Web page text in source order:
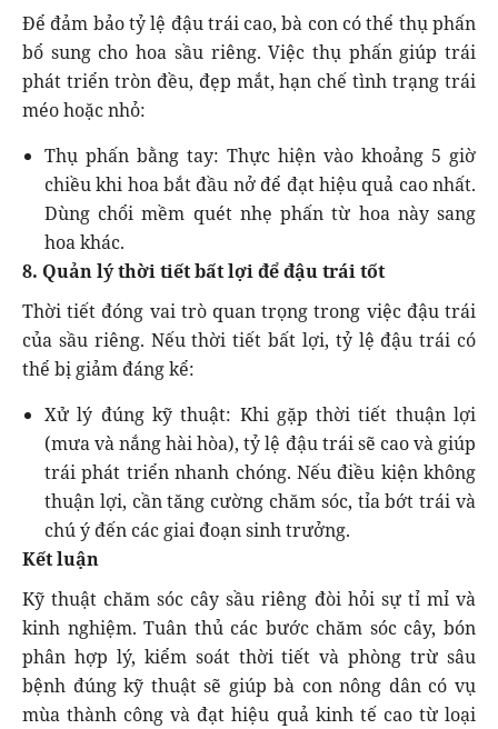
Để đảm bảo tỷ lệ đậu trái cao, bà con có thể thụ phấn
bổ sung cho hoa sầu riêng. Việc thụ phấn giúp trái
phát triển tròn đều, đẹp mắt, hạn chế tình trạng trái
méo hoặc nhỏ:
Thụ phấn bằng tay: Thực hiện vào khoảng 5 giờ
chiều khi hoa bắt đầu nở để đạt hiệu quả cao nhất.
Dùng chổi mềm quét nhẹ phấn từ hoa này sang
hoa khác.
8. Quản lý thời tiết bất lợi để đậu trái tốt
Thời tiết đóng vai trò quan trọng trong việc đậu trái
của sầu riêng. Nếu thời tiết bất lợi, tỷ lệ đậu trái có
thể bị giảm đáng kể:
Xử lý đúng kỹ thuật: Khi gặp thời tiết thuận lợi
(mưa và nắng hài hòa), tỷ lệ đậu trái sẽ cao và giúp
trái phát triển nhanh chóng. Nếu điều kiện không
thuận lợi, cần tăng cường chăm sóc, tỉa bớt trái và
chú ý đến các giai đoạn sinh trưởng.
Kết luận
Kỹ thuật chăm sóc cây sầu riêng đòi hỏi sự tỉ mỉ và
kinh nghiệm. Tuân thủ các bước chăm sóc cây, bón
phân hợp lý, kiểm soát thời tiết và phòng trừ sâu
bệnh đúng kỹ thuật sẽ giúp bà con nông dân có vụ
mùa thành công và đạt hiệu quả kinh tế cao từ loại